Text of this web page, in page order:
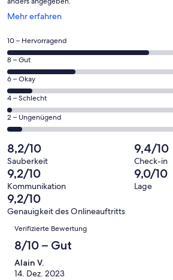
Mehr erfahren
Wird
einem
neuen
Fenster
geöffnet
29
von
insgesamt
52
Gästebewertungen
haben
eine
Bewertung
von
10
-
Hervorragend
10 – Hervorragend
14
von
insgesamt
52
Gästebewertungen
haben
Bewertung
von
8
-
Gut
8 – Gut
5
von
insgesamt
52
Gästebewertungen
haben
eine
Bewertung
von
6
-
Okay
6 – Okay
1
von
insgesamt
Gästebewertungen
haben
eine
Bewertung
von
4
Schlecht
4 – Schlecht
3
von
insgesamt
52
Gästebewertungen
haben
eine
Bewertung
Ungenügend
2 – Ungenügend
8,2/10
Sauberkeit
9,4/10
Check-in
9,2/10
Kommunikation
9,0/10
Lage
9,2/10
Genauigkeit des Onlineauftritts
Bewertungen
Verifizierte Bewertung
8/10 – Gut
Alain V.
14. Dez. 2023